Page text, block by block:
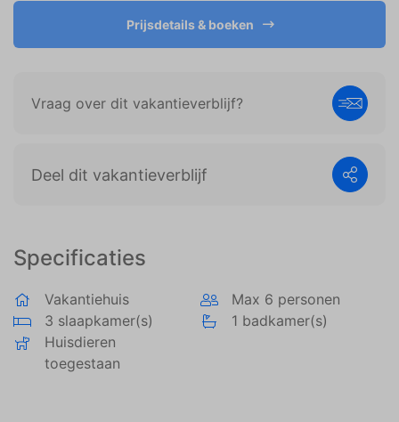
Specificaties
Vakantiehuis
Max 6 personen
3 slaapkamer(s)
1 badkamer(s)
Huisdieren
toegestaan
Prijsdetails & boeken
Vraag over dit vakantieverblijf?
Deel dit vakantieverblijf
weergeven die zijn afgestemd op en relevant zijn
voor de individuele gebruiker. Deze advertenties